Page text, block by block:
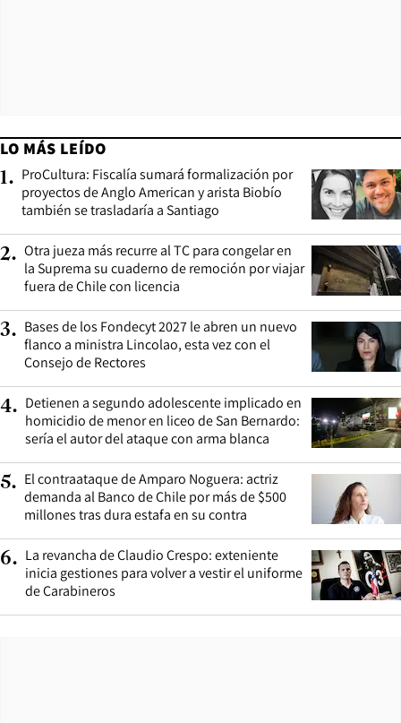
LO MÁS LEÍDO
1. ProCultura: Fiscalía sumará formalización por
proyectos de Anglo American y arista Biobío
también se trasladaría a Santiago
2. Otra jueza más recurre al TC para congelar en
la Suprema su cuaderno de remoción por viajar
fuera de Chile con licencia
3. Bases de los Fondecyt 2027 le abren un nuevo
flanco a ministra Lincolao, esta vez con el
Consejo de Rectores
4. Detienen a segundo adolescente implicado en
homicidio de menor en liceo de San Bernardo:
sería el autor del ataque con arma blanca
5. El contraataque de Amparo Noguera: actriz
demanda al Banco de Chile por más de $500
millones tras dura estafa en su contra
6. La revancha de Claudio Crespo: exteniente
inicia gestiones para volver a vestir el uniforme
de Carabineros